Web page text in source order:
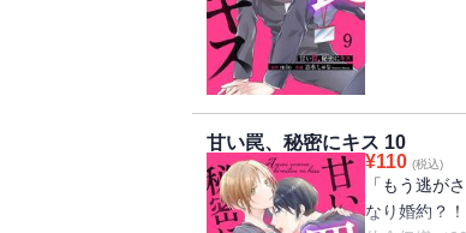
きだけど」
社内溺愛ラ
甘い罠、秘密にキス 10
¥110 (税込)
「もう逃が
なり婚約？！